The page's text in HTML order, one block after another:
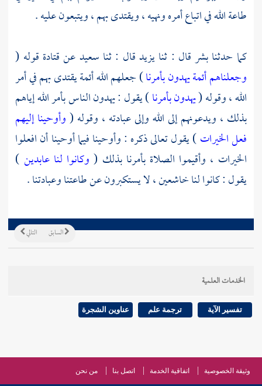
طاعة الله في اتباع أمره ونهيه ، ويقتدى بهم ، ويتبعون عليه .
كما حدثنابشرقال : ثنايزيدقال : ثنا سعيدعنقتادة قوله (
وجعلناهم أئمة يهدون بأمرنا) جعلهم الله أئمة يقتدى بهم في أمر
الله ، وقوله (يهدون بأمرنا) يقول : يهدون الناس بأمر الله إياهم
بذلك ، ويدعونهم إلى الله وإلى عبادته ، وقوله (وأوحينا إليهم
فعل الخيرات) يقول تعالى ذكره : وأوحينا فيما أوحينا أن افعلوا
الخيرات ، وأقيموا الصلاة بأمرنا بذلك ( وكانوا لنا عابدين )
يقول : كانوا لنا خاشعين ، لا يستكبرون عن طاعتنا وعبادتنا .
التالي السابق
الخدمات العلمية
تفسير الآية ترجمة علم عناوين الشجرة
وثيقة الخصوصية اتفاقية الخدمة اتصل بنا من نحن